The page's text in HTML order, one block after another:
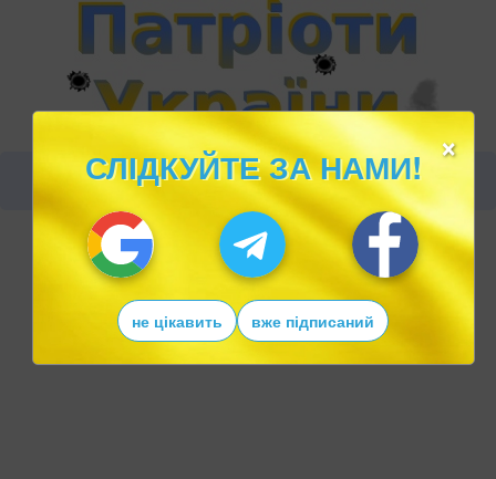
×
СЛІДКУЙТЕ ЗА НАМИ!
не цікавить вже підписаний